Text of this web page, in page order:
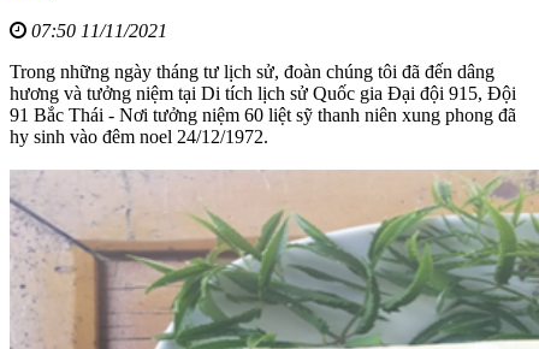
07:50 11/11/2021
Trong những ngày tháng tư lịch sử, đoàn chúng tôi đã đến dâng
hương và tưởng niệm tại Di tích lịch sử Quốc gia Đại đội 915, Đội
91 Bắc Thái - Nơi tưởng niệm 60 liệt sỹ thanh niên xung phong đã
hy sinh vào đêm noel 24/12/1972.